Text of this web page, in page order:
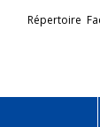
Liens
externes
Répertoire